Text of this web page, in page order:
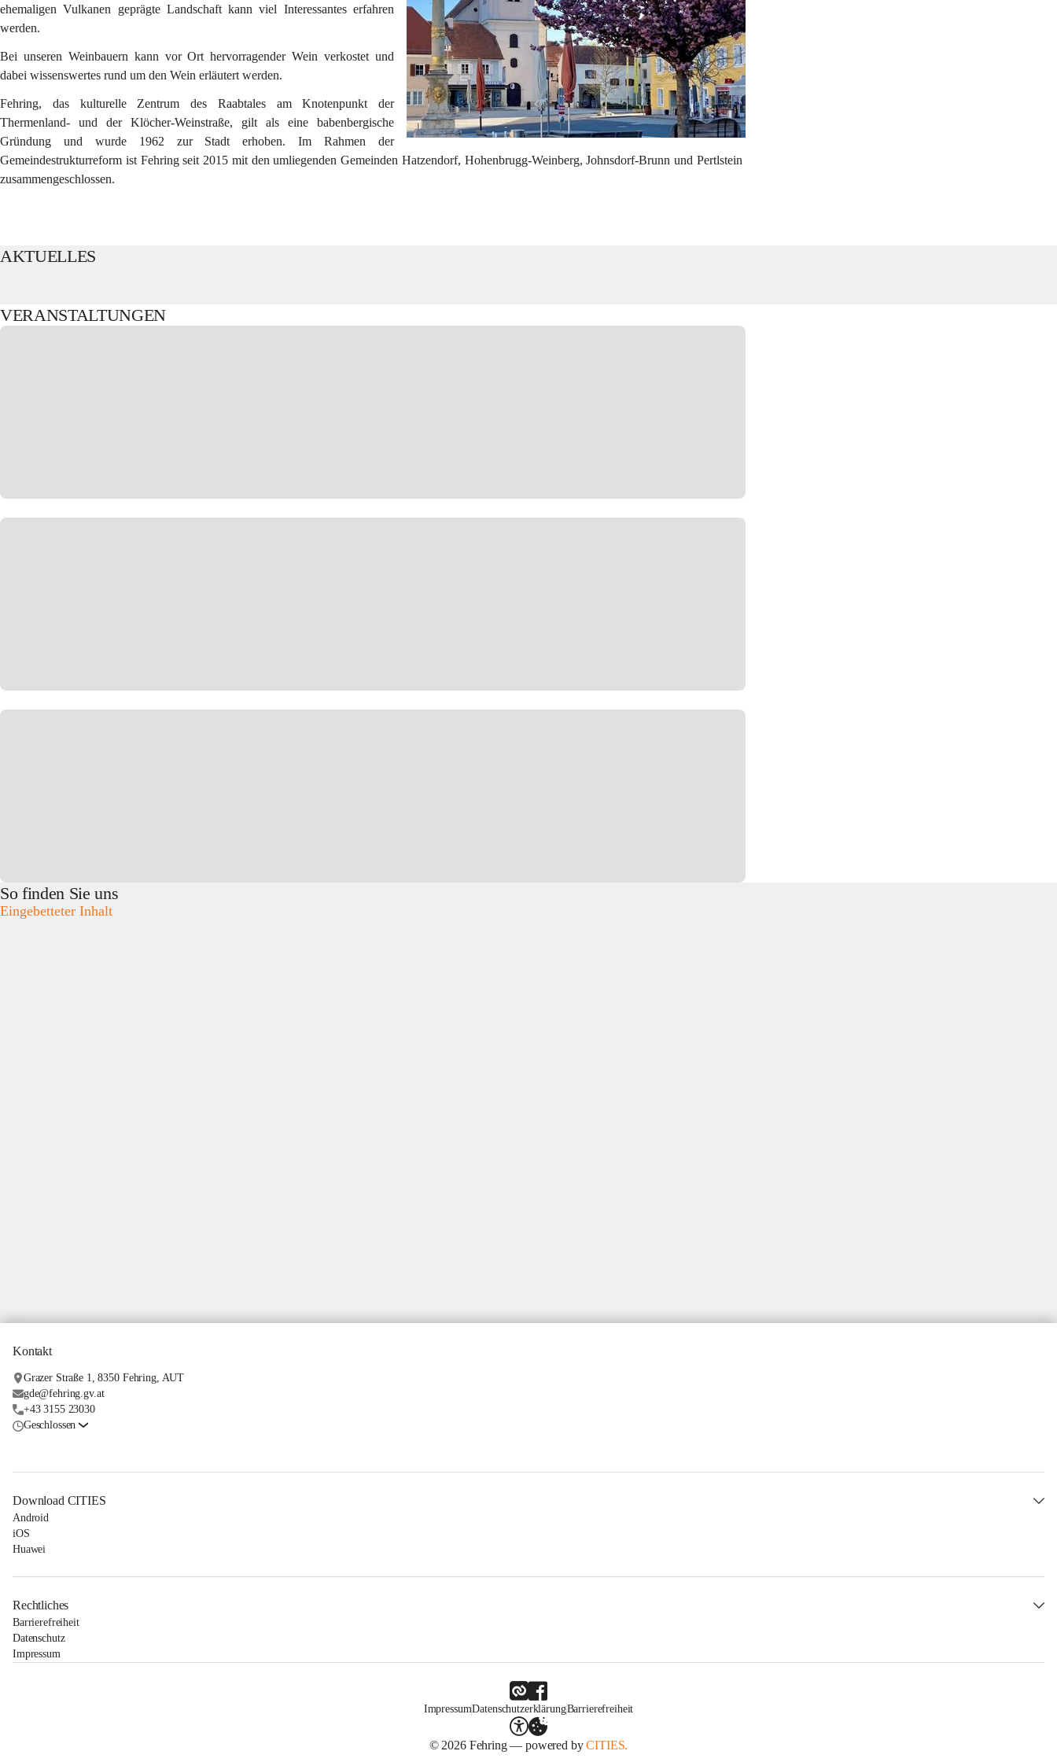
ehemaligen Vulkanen geprägte Landschaft kann viel Interessantes erfahren
werden.
Bei unseren Weinbauern kann vor Ort hervorragender Wein verkostet und
dabei wissenswertes rund um den Wein erläutert werden.
Fehring, das kulturelle Zentrum des Raabtales am Knotenpunkt der
Thermenland- und der Klöcher-Weinstraße, gilt als eine babenbergische
Gründung und wurde 1962 zur Stadt erhoben. Im Rahmen der
Gemeindestrukturreform ist Fehring seit 2015 mit den umliegenden Gemeinden Hatzendorf, Hohenbrugg-Weinberg, Johnsdorf-Brunn und Pertlstein
zusammengeschlossen.
AKTUELLES
VERANSTALTUNGEN
So finden Sie uns
Eingebetteter Inhalt
Kontakt
Grazer Straße 1, 8350 Fehring, AUT
gde@fehring.gv.at
+43 3155 23030
Geschlossen
Download CITIES
Android
iOS
Huawei
Rechtliches
Barrierefreiheit
Datenschutz
Impressum
ImpressumDatenschutzerklärungBarrierefreiheit
© 2026 Fehring — powered byCITIES.